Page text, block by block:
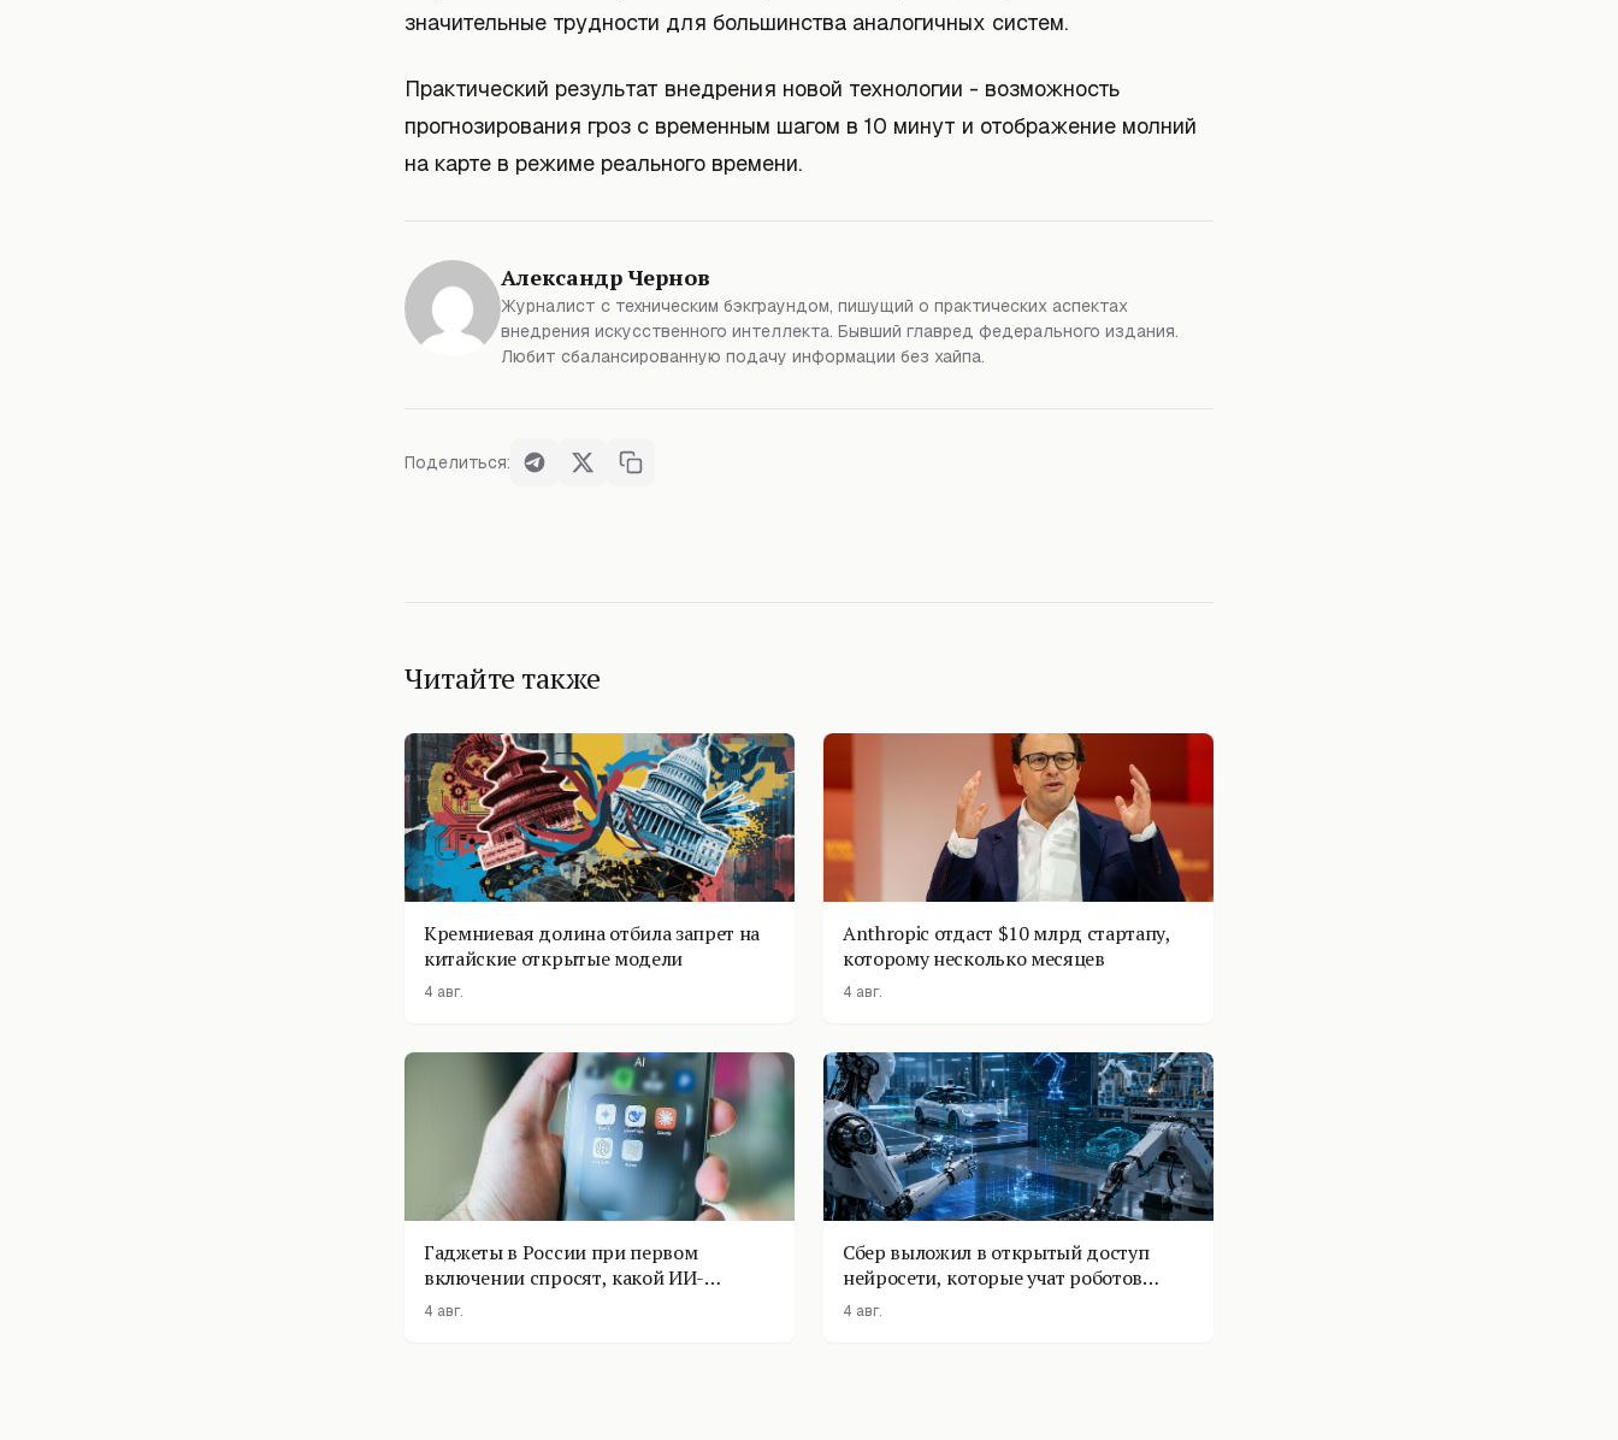
значительные трудности для большинства аналогичных систем.
Практический результат внедрения новой технологии - возможность
прогнозирования гроз с временным шагом в 10 минут и отображение молний
на карте в режиме реального времени.
Александр Чернов
Журналист с техническим бэкграундом, пишущий о практических аспектах
внедрения искусственного интеллекта. Бывший главред федерального издания.
Любит сбалансированную подачу информации без хайпа.
Поделиться:
Читайте также
Кремниевая долина отбила запрет на
китайские открытые модели
4 авг.
Anthropic отдаст $10 млрд стартапу,
которому несколько месяцев
4 авг.
Гаджеты в России при первом
включении спросят, какой ИИ-
помощник поставить
4 авг.
Сбер выложил в открытый доступ
нейросети, которые учат роботов
физике
4 авг.